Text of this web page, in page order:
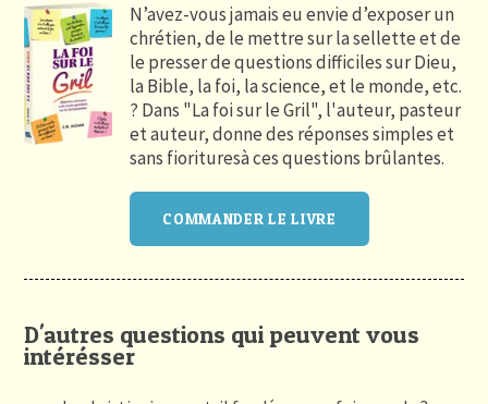
N’avez-vous jamais eu envie d’exposer un
chrétien, de le mettre sur la sellette et de
le presser de questions difficiles sur Dieu,
la Bible, la foi, la science, et le monde, etc.
? Dans "La foi sur le Gril", l'auteur, pasteur
et auteur, donne des réponses simples et
sans fiorituresà ces questions brûlantes.
COMMANDER LE LIVRE
D'autres questions qui peuvent vous
intérésser